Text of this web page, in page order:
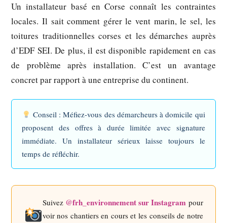
Un installateur basé en Corse connaît les contraintes
locales. Il sait comment gérer le vent marin, le sel, les
toitures traditionnelles corses et les démarches auprès
d’EDF SEI. De plus, il est disponible rapidement en cas
de problème après installation. C’est un avantage
concret par rapport à une entreprise du continent.
Conseil : Méfiez-vous des démarcheurs à domicile qui
proposent des offres à durée limitée avec signature
immédiate. Un installateur sérieux laisse toujours le
temps de réfléchir.
Suivez @frh_environnement sur Instagram pour
voir nos chantiers en cours et les conseils de notre